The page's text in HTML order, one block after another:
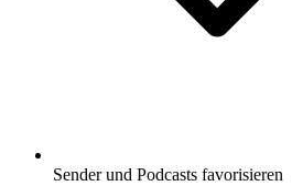
Sender und Podcasts favorisieren